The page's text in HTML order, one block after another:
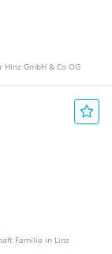
Hinz GmbH & Co OG
Familie in Linz